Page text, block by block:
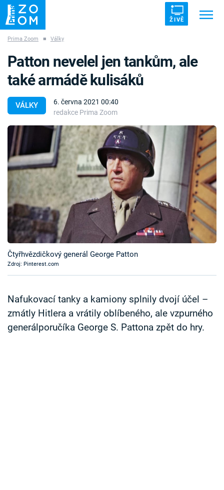
ŽIVĚ
ZÁHADY VETŘELCI DÁVNOVĚKU
Témata
Témata
Pořady
TV Program
Časopis
Sledujte prima+
Sledujte nás
Prima Zoom ■ Války
VÁLKY
6. června 2021 00:40
redakce Prima Zoom
Patton nevelel jen tankům, ale
také armádě kulisáků
Čtyřhvězdičkový generál George Patton
Zdroj: Pinterest.com
Nafukovací tanky a kamiony splnily dvojí účel –
zmátly Hitlera a vrátily oblíbeného, ale vzpurného
generálporučíka George S. Pattona zpět do hry.